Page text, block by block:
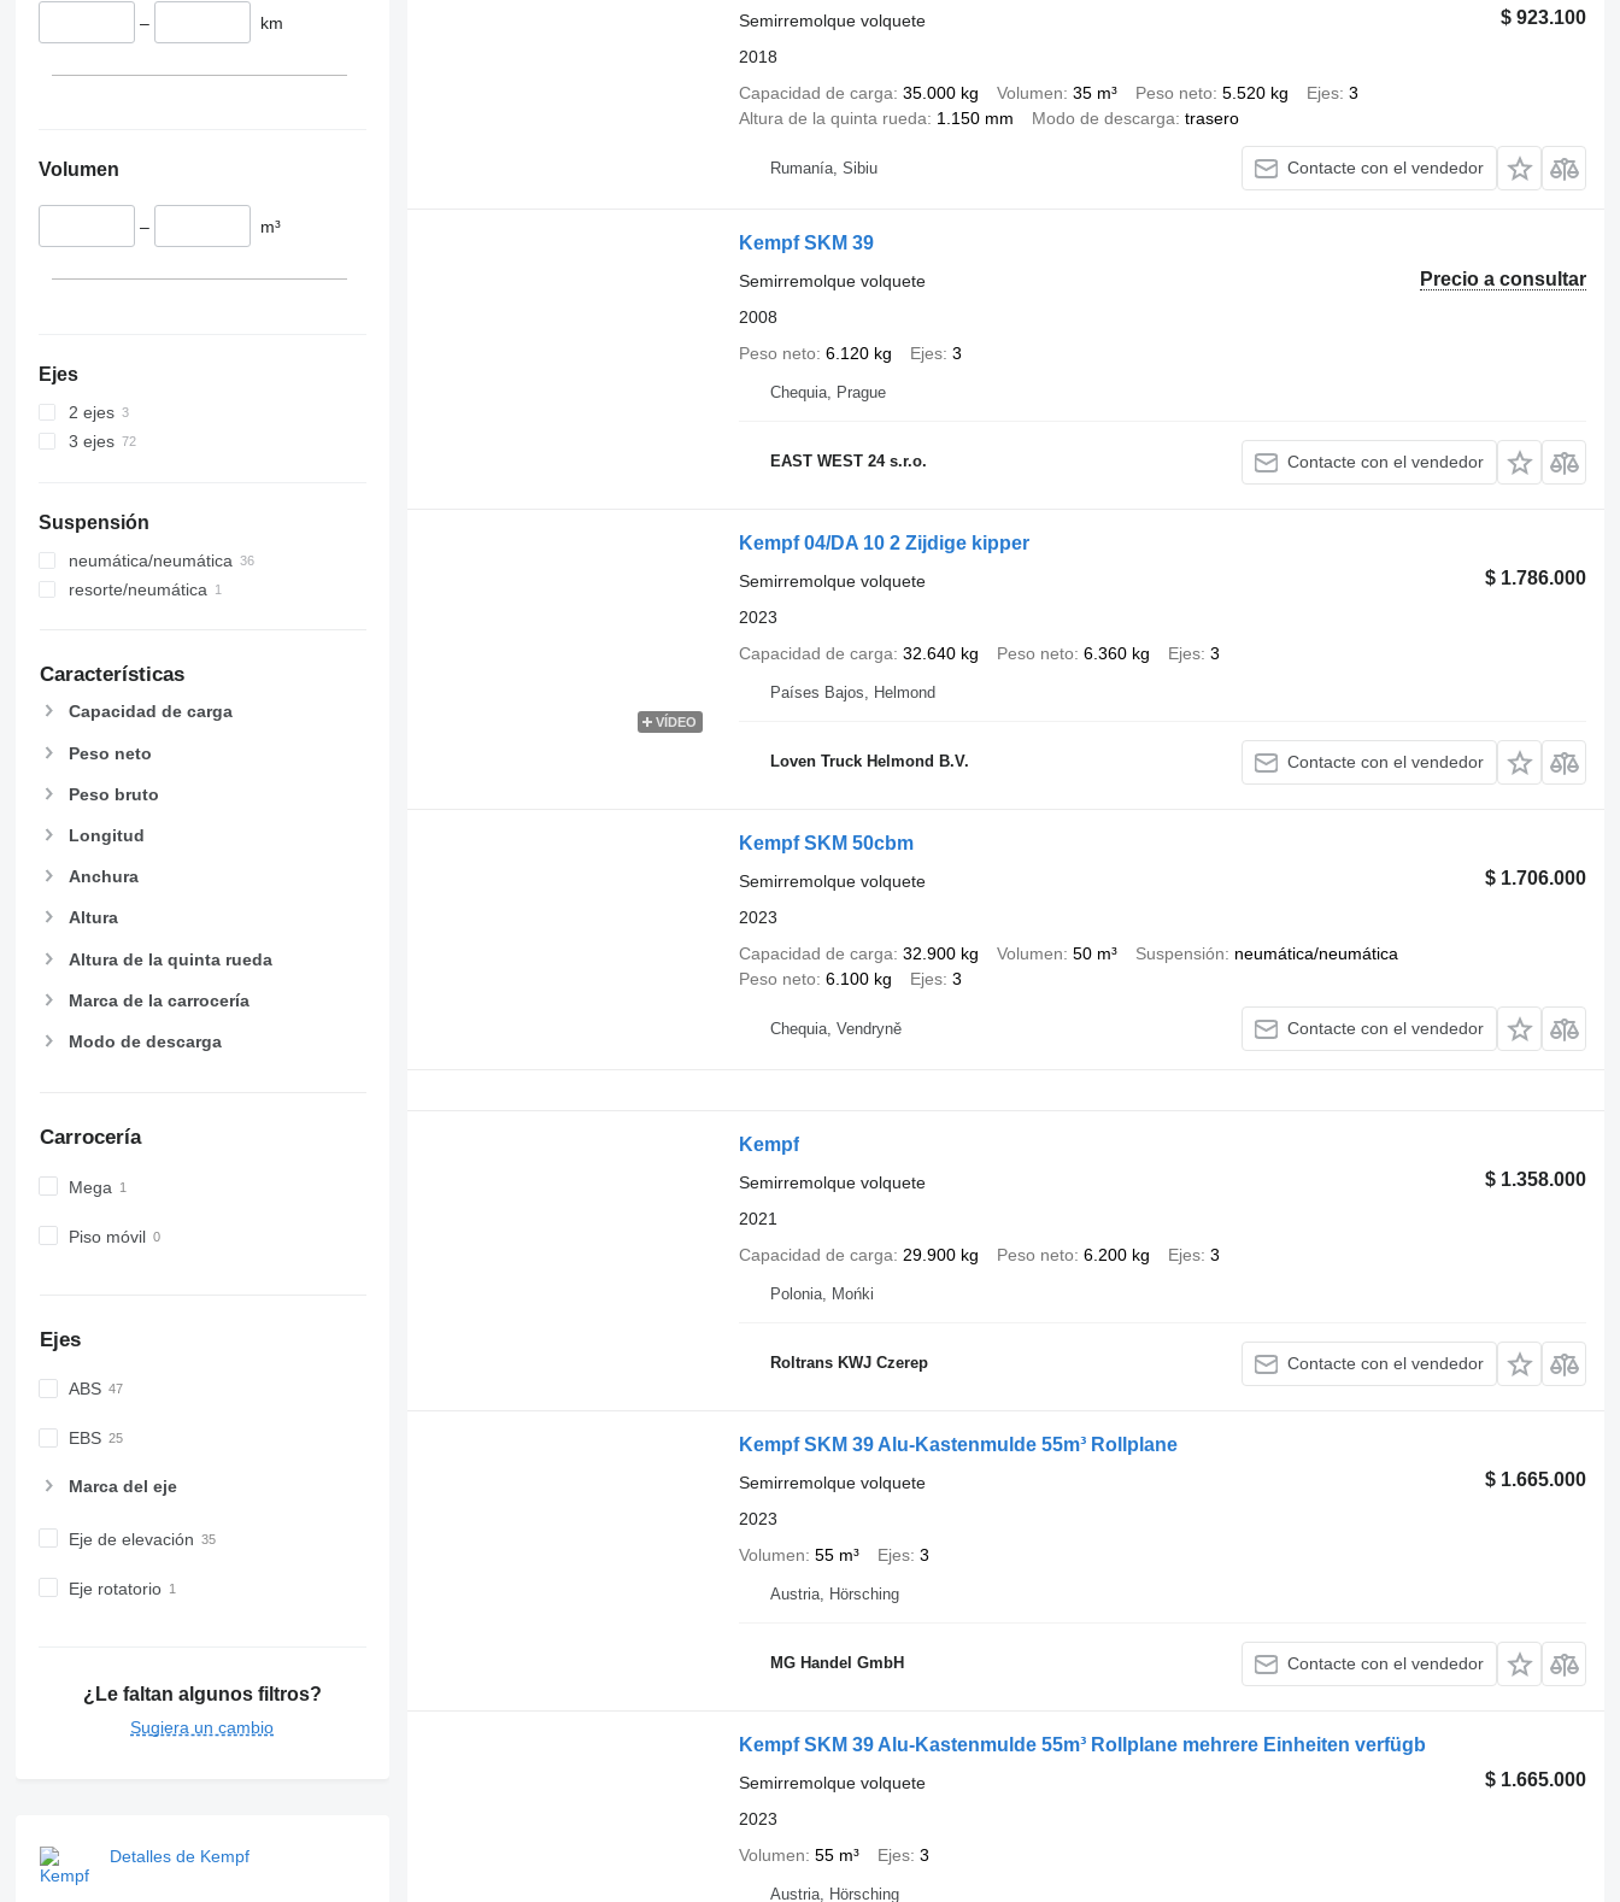
– km
Volumen
– m³
Ejes
2 ejes
3 ejes
Suspensión
neumática/neumática
resorte/neumática
Características
Capacidad de carga
Peso neto
Peso bruto
Longitud
Anchura
Altura
Altura de la quinta rueda
Marca de la carrocería
Modo de descarga
Carrocería
Mega
Piso móvil
Ejes
ABS
EBS
Marca del eje
Eje de elevación
Eje rotatorio
¿Le faltan algunos filtros?
Sugiera un cambio
Detalles de Kempf
$ 923.100
Semirremolque volquete
2018
Capacidad de carga 35.000 kg Volumen 35 m³ Peso neto 5.520 kg Ejes 3
Altura de la quinta rueda
1.150 mm Modo de descarga trasero
Rumanía, Sibiu Contacte con el vendedor
Kempf SKM 39
Precio a consultar
Semirremolque volquete
2008
Peso neto 6.120 kg Ejes 3
Chequia, Prague
EAST WEST 24 s.r.o. Contacte con el vendedor
VÍDEO
Kempf 04/DA 10 2 Zijdige kipper
$ 1.786.000
Semirremolque volquete
2023
Capacidad de carga 32.640 kg Peso neto 6.360 kg Ejes 3
Países Bajos, Helmond
Loven Truck Helmond B.V. Contacte con el vendedor
Kempf SKM 50cbm
$ 1.706.000
Semirremolque volquete
2023
Capacidad de carga 32.900 kg Volumen 50 m³ Suspensión
neumática/neumática
Peso neto 6.100 kg Ejes 3
Chequia, Vendryně Contacte con el vendedor
Kempf
$ 1.358.000
Semirremolque volquete
2021
Capacidad de carga
29.900 kg Peso neto 6.200 kg Ejes 3
Polonia, Mońki
Roltrans KWJ Czerep Contacte con el vendedor
Kempf SKM 39 Alu-Kastenmulde 55m³ Rollplane
$ 1.665.000
Semirremolque volquete
2023
Volumen 55 m³ Ejes 3
Austria, Hörsching
MG Handel GmbH Contacte con el vendedor
Kempf SKM 39 Alu-Kastenmulde 55m³ Rollplane mehrere Einheiten verfügb
$ 1.665.000
Semirremolque volquete
2023
Volumen 55 m³ Ejes 3
Austria, Hörsching